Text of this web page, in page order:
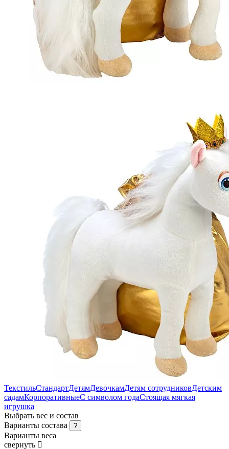
ТекстильСтандартДетямДевочкамДетям сотрудниковДетским
садамКорпоративныеС символом годаСтоящая мягкая
игрушка
Выбрать вес и состав
Варианты состава
?
Варианты веса
свернуть